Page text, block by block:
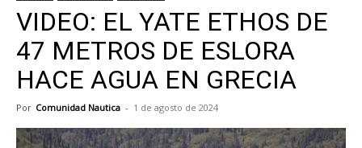
VIDEO: EL YATE ETHOS DE
47 METROS DE ESLORA
HACE AGUA EN GRECIA
Por Comunidad Nautica - 1 de agosto de 2024